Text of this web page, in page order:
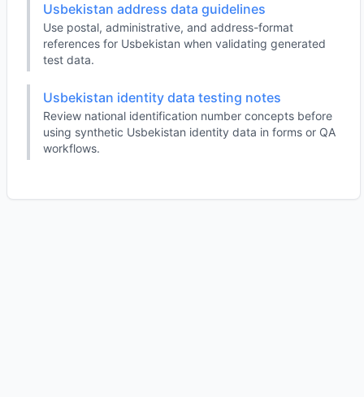
Usbekistan address data guidelines
Use postal, administrative, and address-format
references for Usbekistan when validating generated
test data.
Usbekistan identity data testing notes
Review national identification number concepts before
using synthetic Usbekistan identity data in forms or QA
workflows.